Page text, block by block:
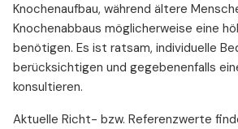
Knochenaufbau, während ältere
Knochenabbaus möglicherweise eine
benötigen. Es ist ratsam, individuelle
berücksichtigen und gegebenenfalls
konsultieren.
Aktuelle Richt- bzw. Referenzwerte